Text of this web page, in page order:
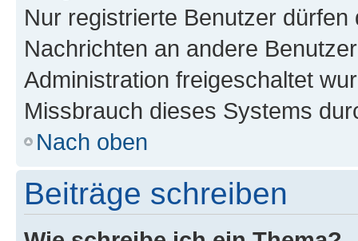
Nur registrierte Benutzer
Nachrichten an andere
Administration freigeschaltet
Missbrauch dieses Systems
Nach oben
Beiträge schreiben